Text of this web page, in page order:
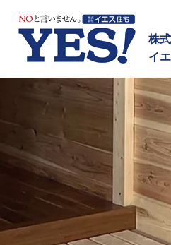
株
イ